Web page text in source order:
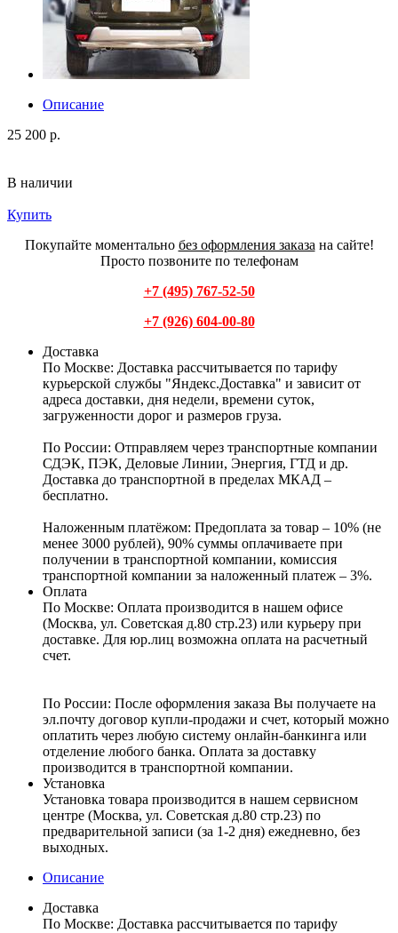
Описание
25 200 р.
В наличии
Купить
Покупайте моментально без оформления заказа на сайте!
Просто позвоните по телефонам
+7 (495) 767-52-50
+7 (926) 604-00-80
Доставка
По Москве: Доставка рассчитывается по тарифу
курьерской службы "Яндекс.Доставка" и зависит от
адреса доставки, дня недели, времени суток,
загруженности дорог и размеров груза.
По России: Отправляем через транспортные компании
СДЭК, ПЭК, Деловые Линии, Энергия, ГТД и др.
Доставка до транспортной в пределах МКАД –
бесплатно.
Наложенным платёжом: Предоплата за товар – 10% (не
менее 3000 рублей), 90% суммы оплачиваете при
получении в транспортной компании, комиссия
транспортной компании за наложенный платеж – 3%.
Оплата
По Москве: Оплата производится в нашем офисе
(Москва, ул. Советская д.80 стр.23) или курьеру при
доставке. Для юр.лиц возможна оплата на расчетный
счет.
По России: После оформления заказа Вы получаете на
эл.почту договор купли-продажи и счет, который можно
оплатить через любую систему онлайн-банкинга или
отделение любого банка. Оплата за доставку
производится в транспортной компании.
Установка
Установка товара производится в нашем сервисном
центре (Москва, ул. Советская д.80 стр.23) по
предварительной записи (за 1-2 дня) ежедневно, без
выходных.
Описание
Доставка
По Москве: Доставка рассчитывается по тарифу